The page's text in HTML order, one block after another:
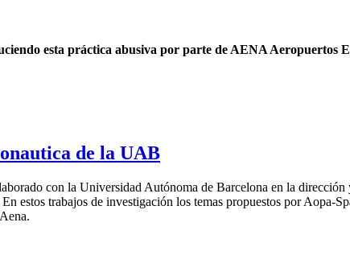
esta práctica abusiva por parte de AENA Aeropuertos
de la UAB
con la Universidad Autónoma de Barcelona en la
estos trabajos de investigación los temas propuestos por Aopa-